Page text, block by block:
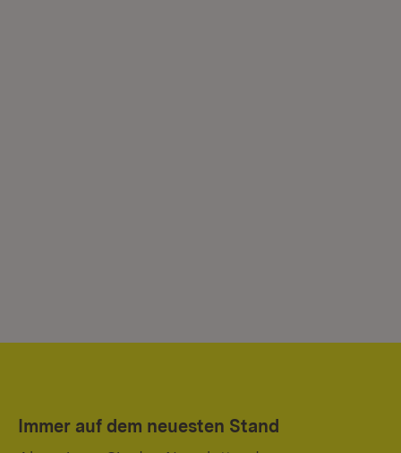
Immer auf dem neuesten Stand